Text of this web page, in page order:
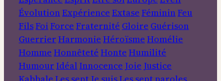
ÉvolutionExpérience Extase FémininFeu
FilsFoi Force Fraternité Gloire Guérison
Guerrier Harmonie Héroïsme Homélie
Homme Honnêteté Honte Humilité
Humour Idéal Innocence Joie Justice